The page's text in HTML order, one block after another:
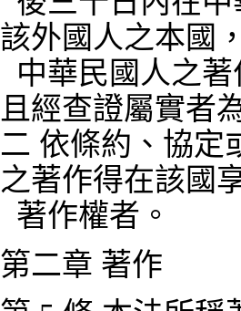
該外國人之本國
中華民國人之
且經查證屬實者
二 依條約、協定
之著作得在該國
著作權者。
第二章 著作